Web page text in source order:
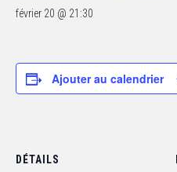
février 20 @ 21:30
Ajouter au calendrier
DÉTAILS